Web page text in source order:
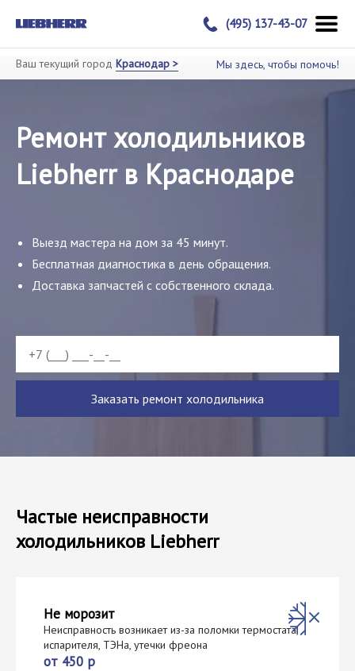
(495) 137-43-07
Ваш текущий город Краснодар > Мы здесь, чтобы помочь!
Ремонт холодильников
Liebherr в Краснодаре
Выезд мастера на дом за 45 минут.
Бесплатная диагностика в день обращения.
Доставка запчастей с собственного склада.
Заказать ремонт холодильника
Частые неисправности
холодильников Liebherr
Не морозит
Неисправность возникает из-за поломки термостата,
испарителя, ТЭНа, утечки фреона
от 450 р